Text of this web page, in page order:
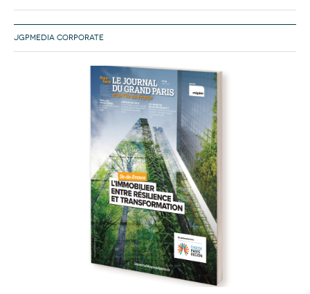
JGPMEDIA CORPORATE